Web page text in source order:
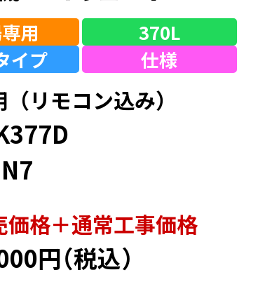
用
370L
イプ 仕様
リモコン込み）
価格＋通常⼯事価格
円（税込）